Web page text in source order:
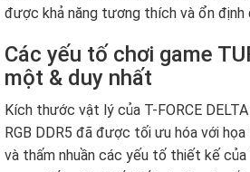
được khả năng tương thích và ổn định
Các yếu tố chơi game
một & duy nhất
Kích thước vật lý của T-FORCE
RGB DDR5 đã được tối ưu hóa với
và thấm nhuần các yếu tố thiết kế của